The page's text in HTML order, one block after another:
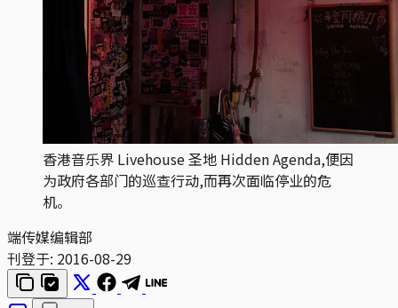
香港音乐界 Livehouse 圣地 Hidden Agenda,便因
为政府各部门的巡查行动,而再次面临停业的危
机。
端传媒编辑部
刊登于: 2016-08-29